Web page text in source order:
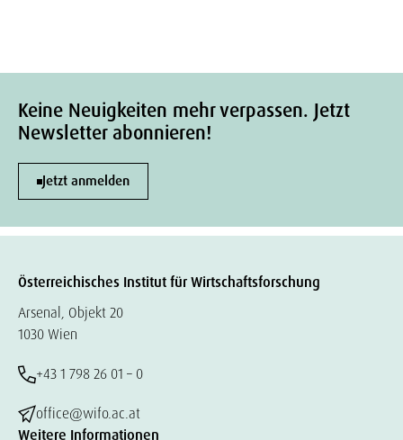
Keine Neuigkeiten mehr verpassen. Jetzt
Newsletter abonnieren!
Jetzt anmelden
Österreichisches Institut für Wirtschaftsforschung
Arsenal, Objekt 20
1030 Wien
+43 1 798 26 01 – 0
office@wifo.ac.at
Weitere Informationen